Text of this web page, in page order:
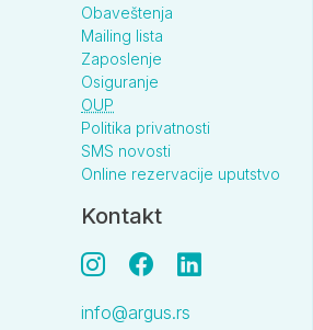
Obaveštenja
Mailing lista
Zaposlenje
Osiguranje
OUP
Politika privatnosti
SMS novosti
Online rezervacije uputstvo
Kontakt
info@argus.rs